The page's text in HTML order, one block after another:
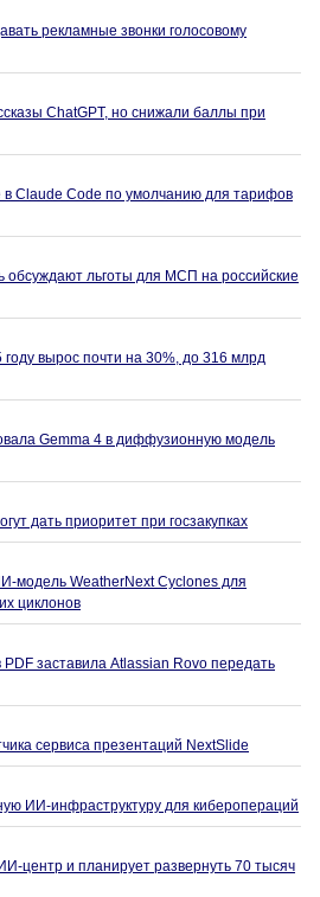
рекламные звонки голосовому
ChatGPT, но снижали баллы при
в Claude Code по умолчанию для тарифов
обсуждают льготы для МСП на российские
вырос почти на 30%, до 316 млрд
Gemma 4 в диффузионную модель
дать приоритет при госзакупках
модель WeatherNext Cyclones для
циклонов
заставила Atlassian Rovo передать
сервиса презентаций NextSlide
ИИ-инфраструктуру для киберопераций
центр и планирует развернуть 70 тысяч